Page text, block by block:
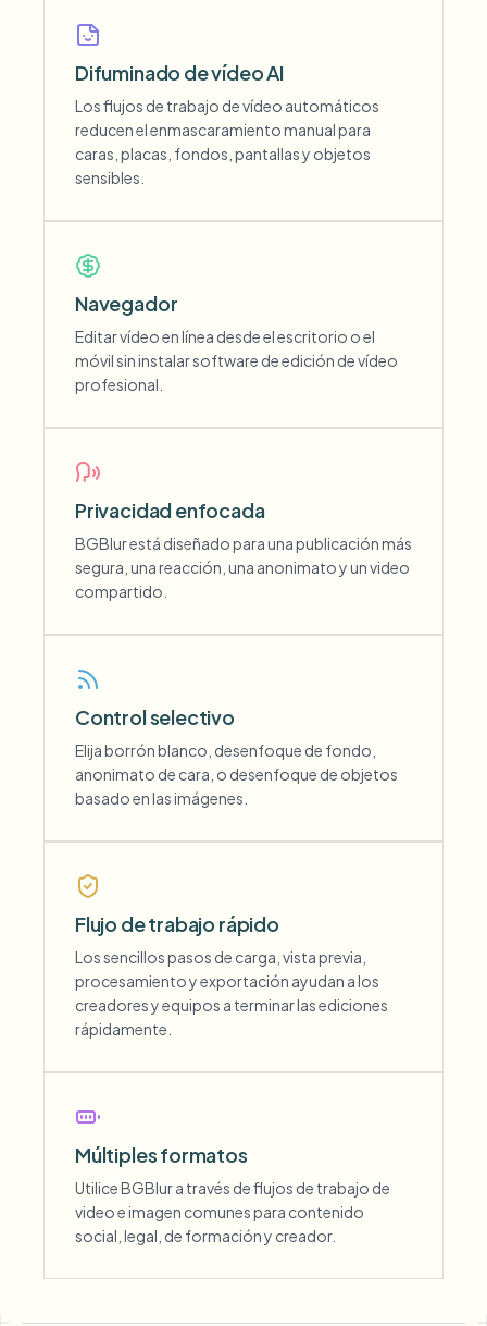
Difuminado de vídeo AI
Los flujos de trabajo de vídeo automáticos
reducen el enmascaramiento manual para
caras, placas, fondos, pantallas y objetos
sensibles.
Navegador
Editar vídeo en línea desde el escritorio o el
móvil sin instalar software de edición de vídeo
profesional.
Privacidad enfocada
BGBlur está diseñado para una publicación más
segura, una reacción, una anonimato y un video
compartido.
Control selectivo
Elija borrón blanco, desenfoque de fondo,
anonimato de cara, o desenfoque de objetos
basado en las imágenes.
Flujo de trabajo rápido
Los sencillos pasos de carga, vista previa,
procesamiento y exportación ayudan a los
creadores y equipos a terminar las ediciones
rápidamente.
Múltiples formatos
Utilice BGBlur a través de flujos de trabajo de
video e imagen comunes para contenido
social, legal, de formación y creador.